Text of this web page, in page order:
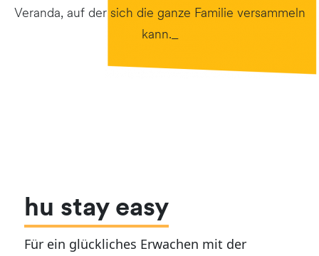
Veranda, auf der sich die ganze Familie versammeln
kann._
hu stay easy
Für ein glückliches Erwachen mit der